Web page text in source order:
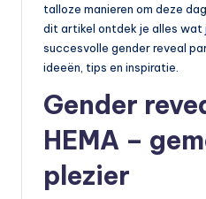
talloze manieren om deze
dit artikel ontdek je alles wat
succesvolle gender reveal
ideeën, tips en inspiratie.
Gender
HEMA –
plezier